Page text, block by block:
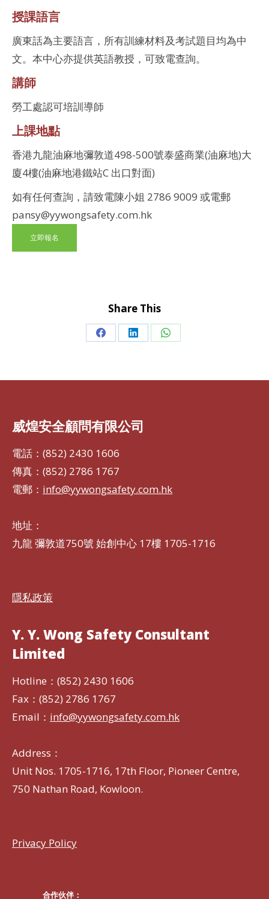
授課語言
廣東話為主要語言，所有訓練材料及考試題目均為中
文。本中心亦提供英語教授，可致電查詢。
講師
勞工處認可培訓導師
上課地點
香港九龍油麻地彌敦道498-500號泰盛商業(油麻地)大
廈4樓(油麻地港鐵站C 出口對面)
如有任何查詢，請致電陳小姐 2786 9009 或電郵
pansy@yywongsafety.com.hk
立即報名
Share This
Share
Facebook
Share
LinkedIn
Share
WhatsApp
威煌安全顧問有限公司
電話：(852) 2430 1606
傳真：(852) 2786 1767
電郵： info@yywongsafety.com.hk
地址：
九龍 彌敦道750號 始創中心 17樓 1705-1716
隱私政策
Y. Y. Wong Safety Consultant
Limited
Hotline：(852) 2430 1606
Fax：(852) 2786 1767
Email： info@yywongsafety.com.hk
Address：
Unit Nos. 1705-1716, 17th Floor, Pioneer Centre,
750 Nathan Road, Kowloon.
Privacy Policy
合作伙伴：